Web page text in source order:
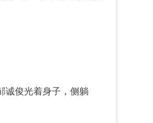
俊光着身子，侧躺